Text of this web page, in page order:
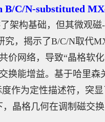
B/C/N-substituted
架构基础，但其微观
究，揭示了B/C/N取代
价网络，导致“晶格软
换能增益。基于哈里
作为定性描述符，突
晶格几何在调制磁交